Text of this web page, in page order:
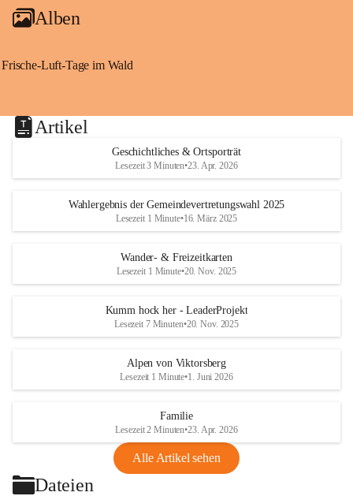
Alben
Frische-Luft-Tage im Wald
Artikel
Geschichtliches & Ortsporträt
Lesezeit 3 Minuten•23. Apr. 2026
Wahlergebnis der Gemeindevertretungswahl 2025
Lesezeit 1 Minute•16. März 2025
Wander- & Freizeitkarten
Lesezeit 1 Minute•20. Nov. 2025
Kumm hock her - LeaderProjekt
Lesezeit 7 Minuten•20. Nov. 2025
Alpen von Viktorsberg
Lesezeit 1 Minute•1. Juni 2026
Familie
Lesezeit 2 Minuten•23. Apr. 2026
Alle Artikel sehen
Dateien